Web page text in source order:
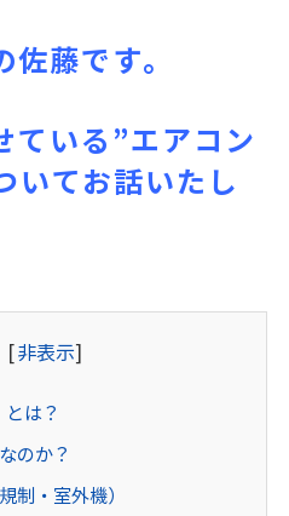
藤です。
ている”エアコン
いてお話いたし
[非表示]
は？
のか？
制・室外機）